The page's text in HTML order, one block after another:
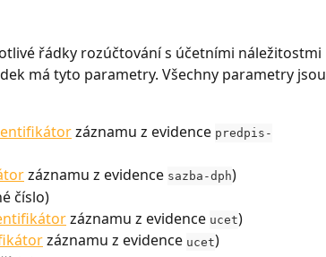
řádky rozúčtování s účetními náležitostmi
má tyto parametry. Všechny parametry jsou
záznamu z evidence predpis-
záznamu z evidence sazba-dph)
číslo)
záznamu z evidence ucet)
záznamu z evidence ucet)